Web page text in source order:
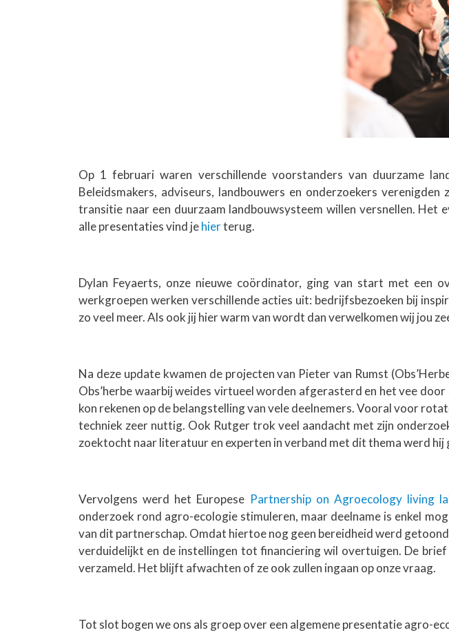
Op 1 februari waren verschillende voorstanders van duurzame
Beleidsmakers, adviseurs, landbouwers en onderzoekers
transitie naar een duurzaam landbouwsysteem willen versnellen.
alle presentaties vind jehierterug.
Dylan Feyaerts, onze nieuwe coördinator, ging van start met een
werkgroepen werken verschillende acties uit: bedrijfsbezoeken bij
zo veel meer. Als ook jij hier warm van wordt dan verwelkomen wij jou
Na deze update kwamen de projecten van Pieter van Rumst
Obs’herbe waarbij weides virtueel worden afgerasterd en het vee
kon rekenen op de belangstelling van vele deelnemers. Vooral voor
techniek zeer nuttig. Ook Rutger trok veel aandacht met zijn
zoektocht naar literatuur en experten in verband met dit thema werd
Vervolgens werd het Europese Partnership on Agroecology living
onderzoek rond agro-ecologie stimuleren, maar deelname is enkel
van dit partnerschap. Omdat hiertoe nog geen bereidheid werd
verduidelijkt en de instellingen tot financiering wil overtuigen. De
verzameld. Het blijft afwachten of ze ook zullen ingaan op onze vraag.
Tot slot bogen we ons als groep over een algemene presentatie agro-